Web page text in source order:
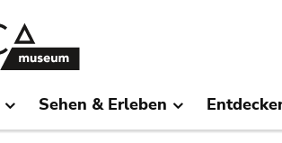
Sehen & Erleben